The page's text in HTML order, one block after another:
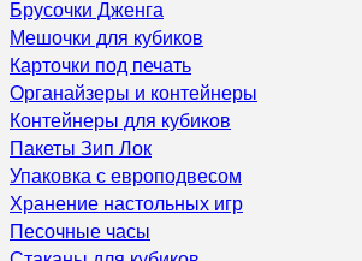
Брусочки Дженга
Мешочки для кубиков
Карточки под печать
Органайзеры и контейнеры
Контейнеры для кубиков
Пакеты Зип Лок
Упаковка с европодвесом
Хранение настольных игр
Песочные часы